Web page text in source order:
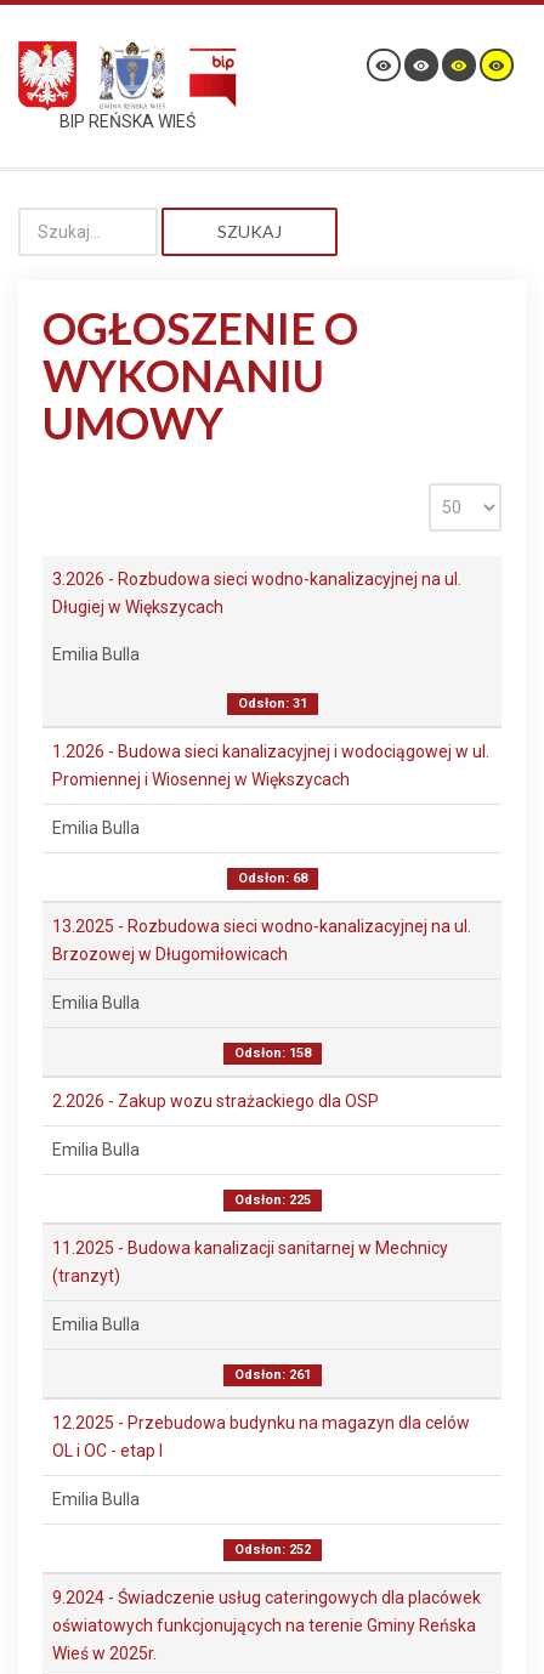
BIP REŃSKA WIEŚ
SZUKAJ
OGŁOSZENIE O
WYKONANIU
UMOWY
3.2026 - Rozbudowa sieci wodno-kanalizacyjnej na ul.
Długiej w Większycach
Emilia Bulla
Odsłon: 31
1.2026 - Budowa sieci kanalizacyjnej i wodociągowej w ul.
Promiennej i Wiosennej w Większycach
Emilia Bulla
Odsłon: 68
13.2025 - Rozbudowa sieci wodno-kanalizacyjnej na ul.
Brzozowej w Długomiłowicach
Emilia Bulla
Odsłon: 158
2.2026 - Zakup wozu strażackiego dla OSP
Emilia Bulla
Odsłon: 225
11.2025 - Budowa kanalizacji sanitarnej w Mechnicy
(tranzyt)
Emilia Bulla
Odsłon: 261
12.2025 - Przebudowa budynku na magazyn dla celów
OL i OC - etap I
Emilia Bulla
Odsłon: 252
9.2024 - Świadczenie usług cateringowych dla placówek
oświatowych funkcjonujących na terenie Gminy Reńska
Wieś w 2025r.